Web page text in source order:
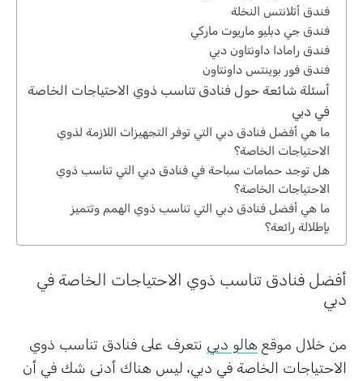
فندق أتلانتس النخلة
فندق جي دبليو ماريوت ماركي
فندق رامادا داونتاون دبي
فندق فور بوينتس داونتاون
أسئلة شائعة حول فنادق تناسب ذوي الاحتياجات الخاصة
في دبي
ما هي أفضل فنادق دبي التي توفر التجهيزات اللازمة لذوي
الاحتياجات الخاصة؟
هل توجد حمامات سباحة في فنادق دبي التي تناسب ذوي
الاحتياجات الخاصة؟
ما هي أفضل فنادق دبي التي تناسب ذوي الهمم وتتميز
بإطلالة رائعة؟
أفضل فنادق تناسب ذوي الاحتياجات الخاصة في
دبي
من خلال موقع هالو دبي نتعرف على فنادق تناسب ذوي
الاحتياجات الخاصة في دبي، ليس هناك أدنى شك في أن